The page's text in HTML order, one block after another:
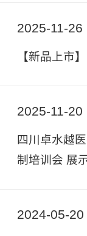
2025-11-26
【新品上市
2025-11-20
四川卓水越
制培训会 展
2024-05-20